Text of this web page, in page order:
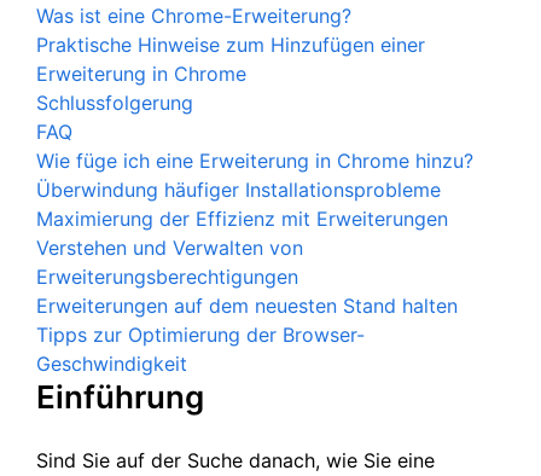
Was ist eine Chrome-Erweiterung?
Praktische Hinweise zum Hinzufügen einer
Erweiterung in Chrome
Schlussfolgerung
FAQ
Wie füge ich eine Erweiterung in Chrome hinzu?
Überwindung häufiger Installationsprobleme
Maximierung der Effizienz mit Erweiterungen
Verstehen und Verwalten von
Erweiterungsberechtigungen
Erweiterungen auf dem neuesten Stand halten
Tipps zur Optimierung der Browser-
Geschwindigkeit
Einführung
Sind Sie auf der Suche danach, wie Sie eine